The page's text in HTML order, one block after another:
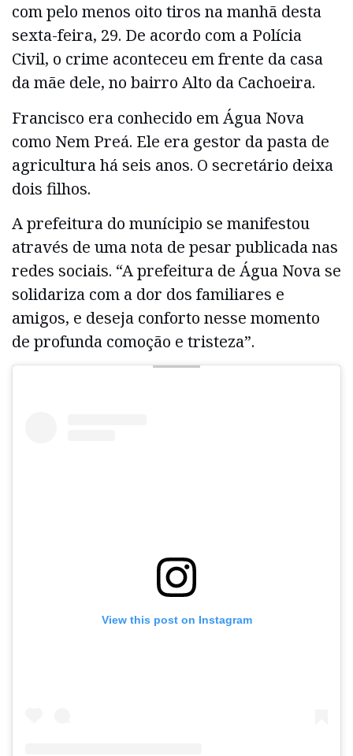
com pelo menos oito tiros na manhã desta
sexta-feira, 29. De acordo com a Polícia
Civil, o crime aconteceu em frente da casa
da mãe dele, no bairro Alto da Cachoeira.
Francisco era conhecido em Água Nova
como Nem Preá. Ele era gestor da pasta de
agricultura há seis anos. O secretário deixa
dois filhos.
A prefeitura do munícipio se manifestou
através de uma nota de pesar publicada nas
redes sociais. “A prefeitura de Água Nova se
solidariza com a dor dos familiares e
amigos, e deseja conforto nesse momento
de profunda comoção e tristeza”.
View this post on Instagram